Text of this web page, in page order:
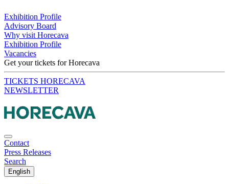
Exhibition Profile
Advisory Board
Why visit Horecava
Exhibition Profile
Vacancies
Get your tickets for Horecava
TICKETS HORECAVA
NEWSLETTER
Contact
Press Releases
Search
English